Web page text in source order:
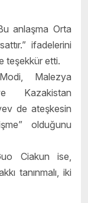
anlaşma Orta
ifadelerini
teşekkür etti.
Malezya
Kazakistan
de ateşkesin
olduğunu
Ciakun ise,
tanınmalı, iki